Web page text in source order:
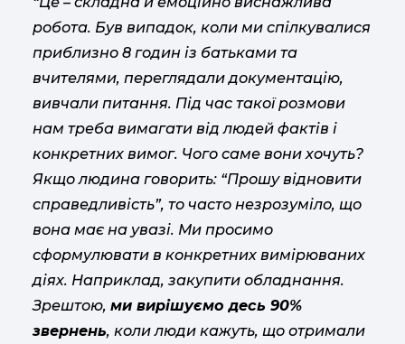
робота. Був випадок, коли ми спілкувалися
приблизно 8 годин із батьками та
вчителями, переглядали документацію,
вивчали питання. Під час такої розмови
нам треба вимагати від людей фактів і
конкретних вимог. Чого саме вони хочуть?
Якщо людина говорить: “Прошу відновити
справедливість”, то часто незрозуміло, що
вона має на увазі. Ми просимо
сформулювати в конкретних вимірюваних
діях. Наприклад, закупити обладнання.
Зрештою, ми вирішуємо десь 90%
звернень, коли люди кажуть, що отримали